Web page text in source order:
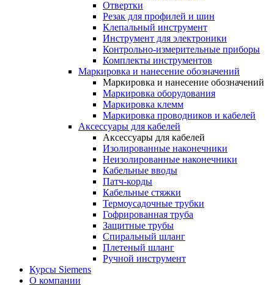
Отвертки
Резак для профилей и шин
Клепальный инструмент
Инструмент для электроники
Контрольно-измерительные приборы
Комплекты инструментов
Маркировка и нанесение обозначений
Маркировка и нанесение обозначений
Маркировка оборудования
Маркировка клемм
Маркировка проводников и кабелей
Аксессуары для кабелей
Аксессуары для кабелей
Изолированные наконечники
Неизолированные наконечники
Кабельные вводы
Патч-корды
Кабельные стяжки
Термоусадочные трубки
Гофрированная труба
Защитные трубы
Спиральный шланг
Плетеный шланг
Ручной инструмент
Курсы Siemens
О компании